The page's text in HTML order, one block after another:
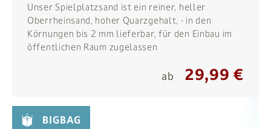
Unser Spielplatzsand ist ein reiner, heller
Oberrheinsand, hoher Quarzgehalt, - in den
Körnungen bis 2 mm lieferbar, für den Einbau im
öffentlichen Raum zugelassen
ab 29,99 €
BIGBAG